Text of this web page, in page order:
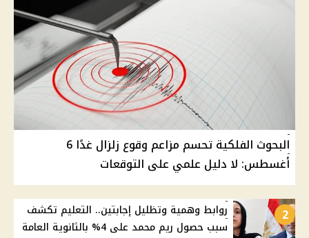
البحوث الفلكية تحسم مزاعم وقوع زلزال غدًا 6
أغسطس: لا دليل علمي على التوقعات
2
روابط وهمية وتظليل إجابتين.. التعليم تكشف
سبب حصول ريم محمد على 4% بالثانوية العامة